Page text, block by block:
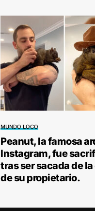
MUNDO LOCO
Peanut, la famosa
Instagram, fue
tras ser sacada de
de su propietario.